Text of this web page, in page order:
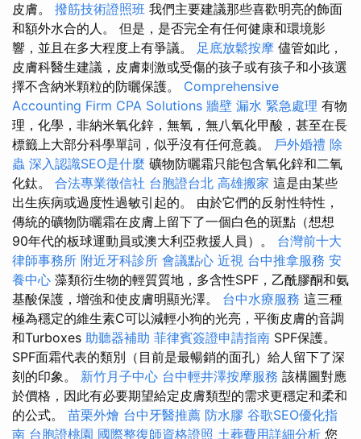
皮膚。 撥筋技術證照班 我們主要建議那些喜歡明亮的飾面
和額外水合的人。 但是，是否完全有任何健康和環境影
響，並且在多大程度上有爭議。 足底放鬆按摩 儘管如此，
皮膚科醫生建議，皮膚刺激或受傷的孩子或有孩子和小孩選
擇不含納米顆粒的防曬保護。 Comprehensive
Accounting Firm CPA Solutions 牆壁 漏水 緊急處理 有物
理，化學，非納米氧化鋅，無氧，無八氧化甲酸，甚至在長
標籤上大部分科學單詞，似乎沒有任何意義。 戶外婚禮 除
蟲 深入認識SEO是什麼 礦物防曬霜只能包含氧化鋅和二氧
化鈦。 合法專業徵信社 台胞證台北 高雄搬家 這是由某些
出生疾病或過度性過敏引起的。 由於它們的反射性特性，
傳統的礦物防曬霜在皮膚上留下了一個白色的斑點（想想
90年代的板球運動員或澳大利亞救援人員）。 台灣前十大
律師事務所 附近牙科診所 會議點心 近視 台中推拿服務 安
養中心 藻類衍生物的輕質質地，多含性SPF，乙酰膠酮和氨
基酸保護，增強和使皮膚明顯光澤。 台中水療服務 這三種
極為穩定的維生素C可以減輕小狗的光亮，平衡皮膚的音調
和Turboxes 助聽器補助 菲律賓簽證申請指南 SPF保護。
SPF面霜代表的類別（目前是最暢銷的面孔）給人留下了深
刻的印象。 新竹月子中心 台中輕井澤按摩服務 該構圖對應
於價格，因此有必要期望給定皮膚類型的需求更穩定和柔和
的公式。 苗栗外燴 台中牙醫推薦 防水膠 谷歌SEO優化指
南 台胞證桃園 國際整復師資格證照 土葬費用詳細分析 您